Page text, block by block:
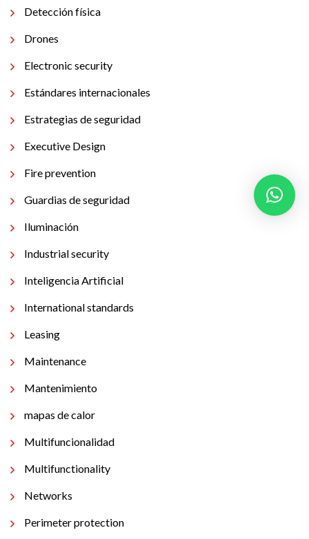
Detección física
Drones
Electronic security
Estándares internacionales
Estrategias de seguridad
Executive Design
Fire prevention
Guardias de seguridad
Iluminación
Industrial security
Inteligencia Artificial
International standards
Leasing
Maintenance
Mantenimiento
mapas de calor
Multifuncionalidad
Multifunctionality
Networks
Perimeter protection